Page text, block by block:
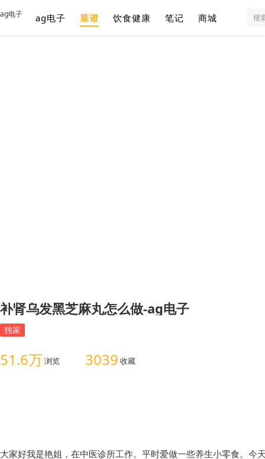
ag电子 ag电子 菜谱 饮食健康 笔记 商城
补肾乌发黑芝麻丸怎么做-ag电子
独家
51.6万 浏览 3039 收藏
大家好我是艳姐，在中医诊所工作。平时爱做一些养生小零食。今